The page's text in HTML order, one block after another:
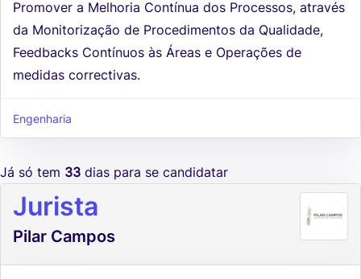
Promover a Melhoria Contínua dos Processos, através
da Monitorização de Procedimentos da Qualidade,
Feedbacks Contínuos às Áreas e Operações de
medidas correctivas.
Engenharia
Já só tem 33 dias para se candidatar
Jurista
Pilar Campos